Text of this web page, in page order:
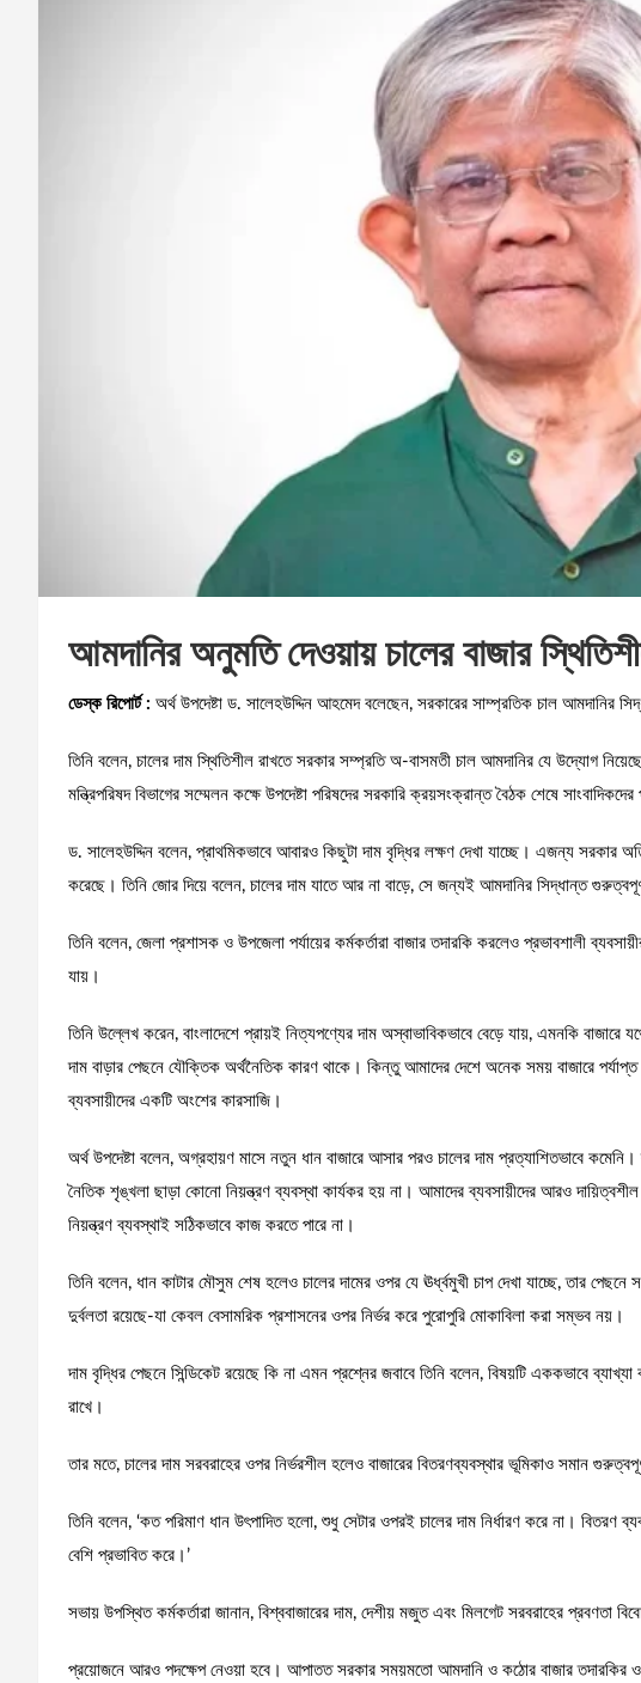
আমদানির অনুমতি দেওয়ায় চালের বাজার
ডেস্ক রিপোর্ট : অর্থ উপদেষ্টা ড. সালেহউদ্দিন আহমেদ বলেছেন, সরকারের সাম্প্রতিক চাল আমদানির
তিনি বলেন, চালের দাম স্থিতিশীল রাখতে সরকার সম্প্রতি অ-বাসমতী চাল আমদানির যে উদ্যোগ
মন্ত্রিপরিষদ বিভাগের সম্মেলন কক্ষে উপদেষ্টা পরিষদের সরকারি ক্রয়সংক্রান্ত বৈঠক শেষে
ড. সালেহউদ্দিন বলেন, প্রাথমিকভাবে আবারও কিছুটা দাম বৃদ্ধির লক্ষণ দেখা যাচ্ছে। এজন্য
করেছে। তিনি জোর দিয়ে বলেন, চালের দাম যাতে আর না বাড়ে, সে জন্যই আমদানির সিদ্ধান্ত
তিনি বলেন, জেলা প্রশাসক ও উপজেলা পর্যায়ের কর্মকর্তারা বাজার তদারকি করলেও প্রভাবশালী
যায়।
তিনি উল্লেখ করেন, বাংলাদেশে প্রায়ই নিত্যপণ্যের দাম অস্বাভাবিকভাবে বেড়ে যায়, এমনকি
দাম বাড়ার পেছনে যৌক্তিক অর্থনৈতিক কারণ থাকে। কিন্তু আমাদের দেশে অনেক সময় বাজারে পর্যাপ্ত
ব্যবসায়ীদের একটি অংশের কারসাজি।
অর্থ উপদেষ্টা বলেন, অগ্রহায়ণ মাসে নতুন ধান বাজারে আসার পরও চালের দাম প্রত্যাশিতভাবে
নৈতিক শৃঙ্খলা ছাড়া কোনো নিয়ন্ত্রণ ব্যবস্থা কার্যকর হয় না। আমাদের ব্যবসায়ীদের আরও
নিয়ন্ত্রণ ব্যবস্থাই সঠিকভাবে কাজ করতে পারে না।
তিনি বলেন, ধান কাটার মৌসুম শেষ হলেও চালের দামের ওপর যে ঊর্ধ্বমুখী চাপ দেখা যাচ্ছে, তার পেছনে
দুর্বলতা রয়েছে-যা কেবল বেসামরিক প্রশাসনের ওপর নির্ভর করে পুরোপুরি মোকাবিলা করা সম্ভব নয়।
দাম বৃদ্ধির পেছনে সিন্ডিকেট রয়েছে কি না এমন প্রশ্নের জবাবে তিনি বলেন, বিষয়টি এককভাবে
রাখে।
তার মতে, চালের দাম সরবরাহের ওপর নির্ভরশীল হলেও বাজারের বিতরণব্যবস্থার ভূমিকাও সমান
তিনি বলেন, ‘কত পরিমাণ ধান উৎপাদিত হলো, শুধু সেটার ওপরই চালের দাম নির্ধারণ করে না। বিতরণ
বেশি প্রভাবিত করে।’
সভায় উপস্থিত কর্মকর্তারা জানান, বিশ্ববাজারের দাম, দেশীয় মজুত এবং মিলগেট সরবরাহের প্রবণতা
প্রয়োজনে আরও পদক্ষেপ নেওয়া হবে। আপাতত সরকার সময়মতো আমদানি ও কঠোর বাজার তদারকির